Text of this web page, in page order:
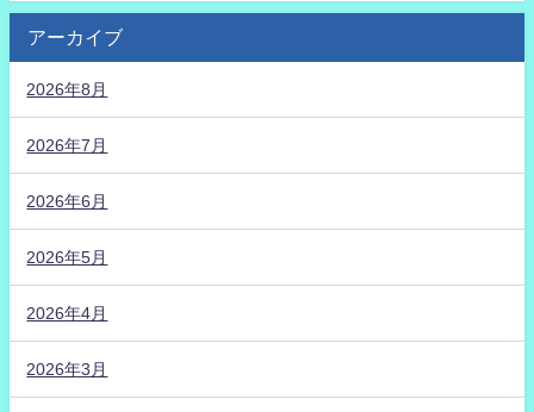
アーカイブ
2026年8月
2026年7月
2026年6月
2026年5月
2026年4月
2026年3月